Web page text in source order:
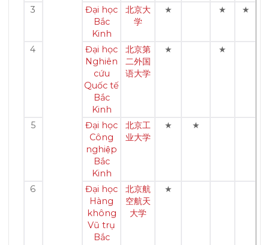
3
Đại học
Bắc
Kinh
北京大
学
★ ★ ★
4
Đại học
Nghiên
cứu
Quốc tế
Bắc
Kinh
北京第
二外国
语大学
★ ★
5
Đại học
Công
nghiệp
Bắc
Kinh
北京工
业大学
★ ★
6
Đại học
Hàng
không
Vũ trụ
Bắc
北京航
空航天
大学
★